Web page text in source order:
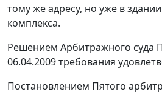
тому же адресу, но уже в
комплекса.
Решением Арбитражного суда
06.04.2009 требования
Постановлением Пятого